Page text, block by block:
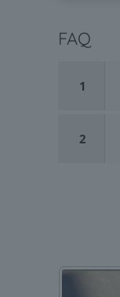
FAQ
1
2